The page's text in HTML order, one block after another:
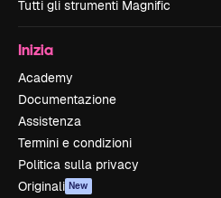
Tutti gli strumenti Magnific
Inizia
Academy
Documentazione
Assistenza
Termini e condizioni
Politica sulla privacy
Originali New